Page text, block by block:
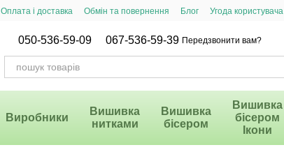
Оплата і доставка Обмін та повернення Блог Угода користувача
050-536-59-09 067-536-59-39 Передзвонити вам?
Виробники
Вишивка
нитками
Вишивка
бісером
Вишивка
бісером
Ікони